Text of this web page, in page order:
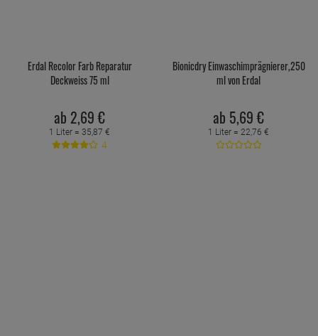
Erdal Recolor Farb Reparatur
Deckweiss 75 ml
ab 2,69 €
1 Liter = 35,87 €
4
Bionicdry Einwaschimprägnierer,250
ml von Erdal
ab 5,69 €
1 Liter = 22,76 €